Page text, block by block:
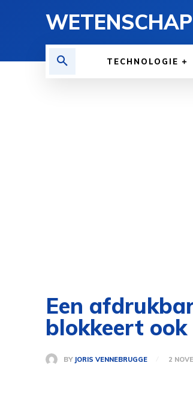
WETENSCHAP
TECHNOLOGIE
Een
blokkeert
BY JORIS VENNEBRUGGE 2